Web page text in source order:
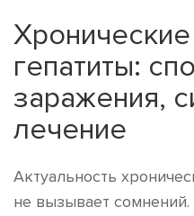
гепатиты:
заражения,
лечение
Актуальность
не вызывает